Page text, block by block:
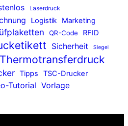
Laserdruck
Logistik Marketing
QR-Code RFID
Sicherheit Siegel
Thermotransferdruck
Tipps TSC-Drucker
Tutorial Vorlage